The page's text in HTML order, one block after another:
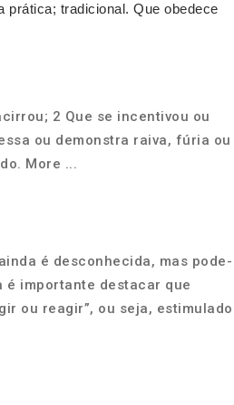
prática; tradicional. Que obedece
2 Que se incentivou ou
ou demonstra raiva, fúria ou
More ...
é desconhecida, mas pode-
importante destacar que
ou reagir”, ou seja, estimulado